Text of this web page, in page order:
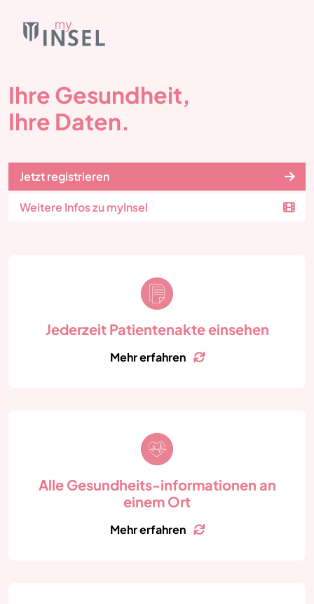
Ihre Gesundheit,
Ihre Daten.
Jetzt registrieren
Weitere Infos zu myInsel
Jederzeit Patientenakte einsehen
Mehr erfahren
Greifen Sie jederzeit und überall auf Ihre
Patientenakte bei der Insel Gruppe zu – via Web und
Zurück
Alle Gesundheits-informationen an
einem Ort
Mehr erfahren
Finden Sie alle Gesundheitsinformationen rund um
Ihre Behandlung in unseren Kliniken ganzheitlich und
Zurück